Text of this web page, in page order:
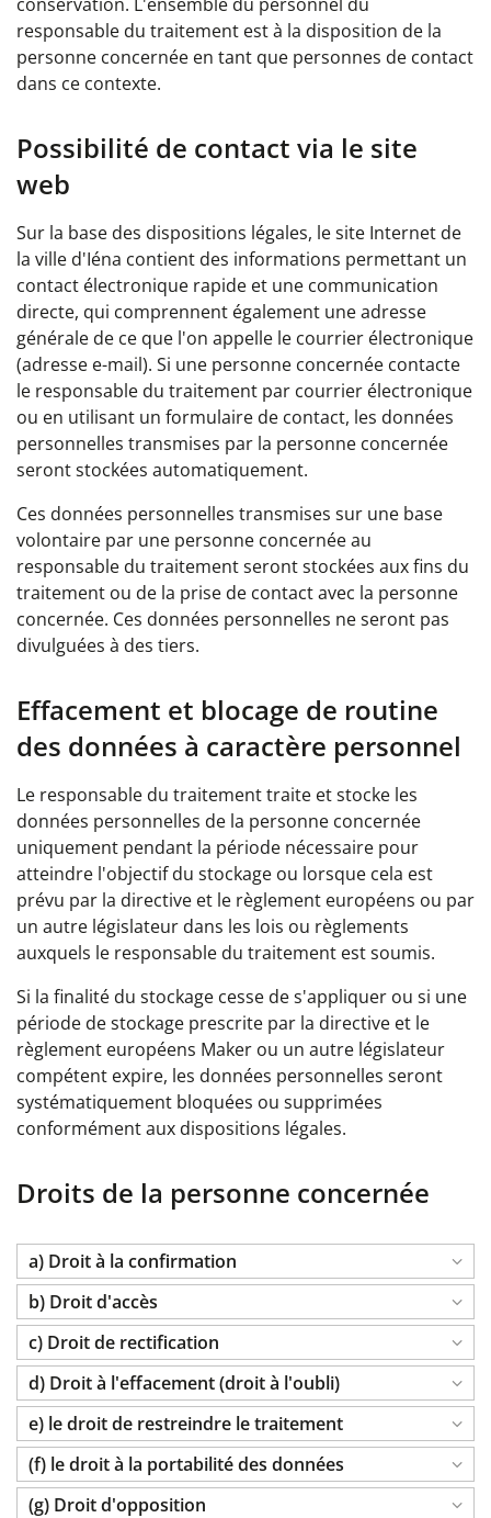
responsable du traitement est à la disposition de la
personne concernée en tant que personnes de contact
dans ce contexte.
Possibilité de contact via le site
web
Sur la base des dispositions légales, le site Internet de
la ville d'Iéna contient des informations permettant un
contact électronique rapide et une communication
directe, qui comprennent également une adresse
générale de ce que l'on appelle le courrier électronique
(adresse e-mail). Si une personne concernée contacte
le responsable du traitement par courrier électronique
ou en utilisant un formulaire de contact, les données
personnelles transmises par la personne concernée
seront stockées automatiquement.
Ces données personnelles transmises sur une base
volontaire par une personne concernée au
responsable du traitement seront stockées aux fins du
traitement ou de la prise de contact avec la personne
concernée. Ces données personnelles ne seront pas
divulguées à des tiers.
Effacement et blocage de routine
des données à caractère personnel
Le responsable du traitement traite et stocke les
données personnelles de la personne concernée
uniquement pendant la période nécessaire pour
atteindre l'objectif du stockage ou lorsque cela est
prévu par la directive et le règlement européens ou par
un autre législateur dans les lois ou règlements
auxquels le responsable du traitement est soumis.
Si la finalité du stockage cesse de s'appliquer ou si une
période de stockage prescrite par la directive et le
règlement européens Maker ou un autre législateur
compétent expire, les données personnelles seront
systématiquement bloquées ou supprimées
conformément aux dispositions légales.
Droits de la personne concernée
a) Droit à la confirmation
b) Droit d'accès
c) Droit de rectification
d) Droit à l'effacement (droit à l'oubli)
e) le droit de restreindre le traitement
(f) le droit à la portabilité des données
(g) Droit d'opposition